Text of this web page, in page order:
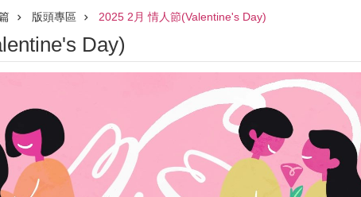
版頭專區 2025 2月 情人節(Valentine's Day)
Day)